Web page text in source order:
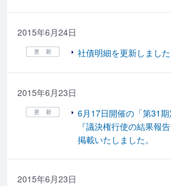
2015年6月24日
社債明細を更新しました
2015年6月23日
6月17日開催の「第31
『議決権行使の結果報
掲載いたしました。
2015年6月23日